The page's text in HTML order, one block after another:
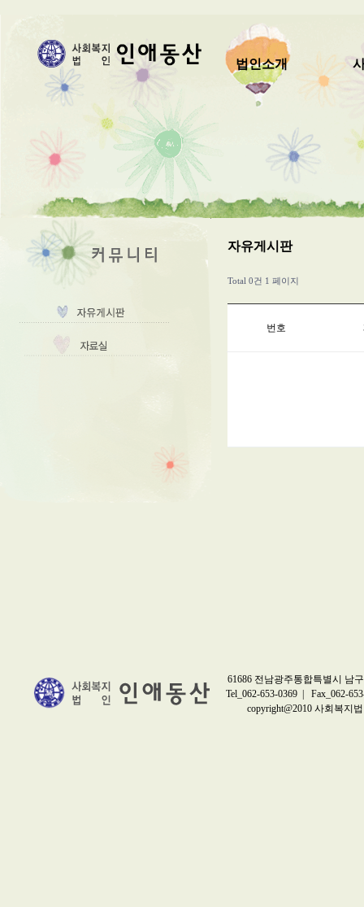
법인소개
자유게시판
Total 0건 1 페이지
번호
61686 전남광주통합특별시 남
Tel_062-653-0369 | Fax_062-
copyright@2010 사회복지